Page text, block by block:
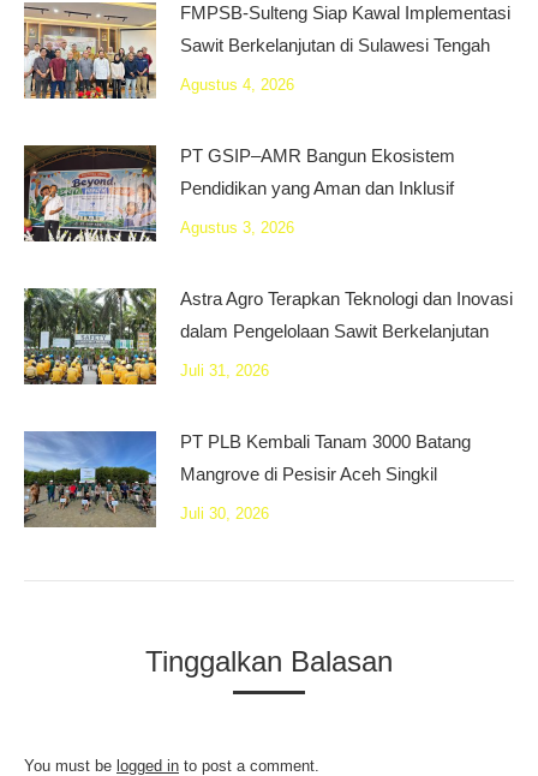
FMPSB-Sulteng Siap Kawal Implementasi
Sawit Berkelanjutan di Sulawesi Tengah
Agustus 4, 2026
PT GSIP–AMR Bangun Ekosistem
Pendidikan yang Aman dan Inklusif
Agustus 3, 2026
Astra Agro Terapkan Teknologi dan Inovasi
dalam Pengelolaan Sawit Berkelanjutan
Juli 31, 2026
PT PLB Kembali Tanam 3000 Batang
Mangrove di Pesisir Aceh Singkil
Juli 30, 2026
Tinggalkan Balasan
You must be logged in to post a comment.